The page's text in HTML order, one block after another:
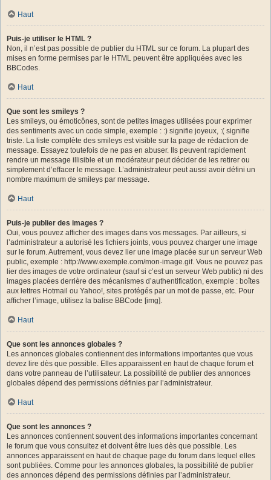
Haut
Puis-je utiliser le HTML ?
Non, il n’est pas possible de publier du HTML sur ce forum. La plupart des
mises en forme permises par le HTML peuvent être appliquées avec les
BBCodes.
Haut
Que sont les smileys ?
Les smileys, ou émoticônes, sont de petites images utilisées pour exprimer
des sentiments avec un code simple, exemple : :) signifie joyeux, :( signifie
triste. La liste complète des smileys est visible sur la page de rédaction de
message. Essayez toutefois de ne pas en abuser. Ils peuvent rapidement
rendre un message illisible et un modérateur peut décider de les retirer ou
simplement d’effacer le message. L’administrateur peut aussi avoir défini un
nombre maximum de smileys par message.
Haut
Puis-je publier des images ?
Oui, vous pouvez afficher des images dans vos messages. Par ailleurs, si
l’administrateur a autorisé les fichiers joints, vous pouvez charger une image
sur le forum. Autrement, vous devez lier une image placée sur un serveur Web
public, exemple : http://www.exemple.com/mon-image.gif. Vous ne pouvez pas
lier des images de votre ordinateur (sauf si c’est un serveur Web public) ni des
images placées derrière des mécanismes d’authentification, exemple : boîtes
aux lettres Hotmail ou Yahoo!, sites protégés par un mot de passe, etc. Pour
afficher l’image, utilisez la balise BBCode [img].
Haut
Que sont les annonces globales ?
Les annonces globales contiennent des informations importantes que vous
devez lire dès que possible. Elles apparaissent en haut de chaque forum et
dans votre panneau de l’utilisateur. La possibilité de publier des annonces
globales dépend des permissions définies par l’administrateur.
Haut
Que sont les annonces ?
Les annonces contiennent souvent des informations importantes concernant
le forum que vous consultez et doivent être lues dès que possible. Les
annonces apparaissent en haut de chaque page du forum dans lequel elles
sont publiées. Comme pour les annonces globales, la possibilité de publier
des annonces dépend des permissions définies par l’administrateur.